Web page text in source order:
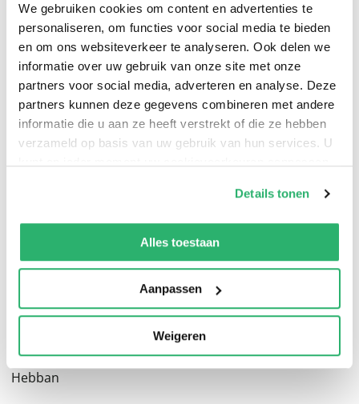
We gebruiken cookies om content en advertenties te
personaliseren, om functies voor social media te bieden
en om ons websiteverkeer te analyseren. Ook delen we
informatie over uw gebruik van onze site met onze
partners voor social media, adverteren en analyse. Deze
partners kunnen deze gegevens combineren met andere
informatie die u aan ze heeft verstrekt of die ze hebben
verzameld op basis van uw gebruik van hun services. U
kunnen ontvangen en verwerken.
Details tonen
Alles toestaan
Aanpassen
Weigeren
‘Met deze roman bewijst Carrasco glansrijk zijn
schrijverschap.’ ****NRC Handelsblad
‘Deze prachtige, indrukwekkende roman laat zien dat
de empathie voor een ander je terecht kan doen
twijfelen aan je eigen manier van leven.’
‘Alle zintuigen raken geprikkeld door het ongelooflijke
palet van de Spaanse taalvirtuoos Carrasco. Je ruikt de
aarde, hoort de stemmen, voelt de aarde alsof je boven
dit betoverende verhaal hangt.’ Zin
‘De grond onder onze voeten is een aangrijpend,
overweldigend en diep menselijk verhaal.’ *****
Hebban